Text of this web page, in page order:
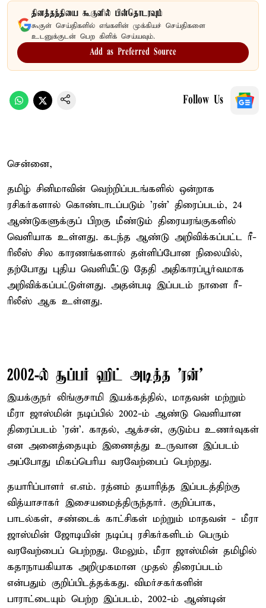
தினத்தந்தியை கூகுளில் பின்தொடரவும்
கூகுள் செய்திகளில் எங்களின் முக்கியச் செய்திகளை
உடனுக்குடன் பெற கிளிக் செய்யவும்.
Add as Preferred Source
Follow Us
சென்னை,
தமிழ் சினிமாவின் வெற்றிப்படங்களில் ஒன்றாக
ரசிகர்களால் கொண்டாடப்படும் 'ரன்' திரைப்படம், 24
ஆண்டுகளுக்குப் பிறகு மீண்டும் திரையரங்குகளில்
வெளியாக உள்ளது. கடந்த ஆண்டு அறிவிக்கப்பட்ட ரீ-
ரிலீஸ் சில காரணங்களால் தள்ளிப்போன நிலையில்,
தற்போது புதிய வெளியீட்டு தேதி அதிகாரப்பூர்வமாக
அறிவிக்கப்பட்டுள்ளது. அதன்படி இப்படம் நாளை ரீ-
ரிலீஸ் ஆக உள்ளது.
2002-ல் சூப்பர் ஹிட் அடித்த 'ரன்'
இயக்குநர் லிங்குசாமி இயக்கத்தில், மாதவன் மற்றும்
மீரா ஜாஸ்மின் நடிப்பில் 2002-ம் ஆண்டு வெளியான
திரைப்படம் 'ரன்'. காதல், ஆக்சன், குடும்ப உணர்வுகள்
என அனைத்தையும் இணைத்து உருவான இப்படம்
அப்போது மிகப்பெரிய வரவேற்பைப் பெற்றது.
தயாரிப்பாளர் எ.எம். ரத்னம் தயாரித்த இப்படத்திற்கு
வித்யாசாகர் இசையமைத்திருந்தார். குறிப்பாக,
பாடல்கள், சண்டைக் காட்சிகள் மற்றும் மாதவன் - மீரா
ஜாஸ்மின் ஜோடியின் நடிப்பு ரசிகர்களிடம் பெரும்
வரவேற்பைப் பெற்றது. மேலும், மீரா ஜாஸ்மின் தமிழில்
கதாநாயகியாக அறிமுகமான முதல் திரைப்படம்
என்பதும் குறிப்பிடத்தக்கது. விமர்சகர்களின்
பாராட்டையும் பெற்ற இப்படம், 2002-ம் ஆண்டின்